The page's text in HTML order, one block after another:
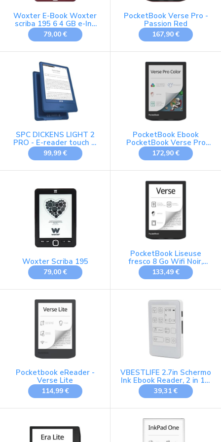
Woxter E-Book Woxter
scriba 195 6 4 GB e-Ink
Rosso
79,00 €
PocketBook Verse Pro -
Passion Red
167,90 €
SPC DICKENS LIGHT 2
PRO - E-reader touch 6,
luce, 8GB, Blu
99,99 €
PocketBook Ebook
PocketBook Verse Pro
Color 634 6 E-Ink Kaleido
3 16GB Wi-Fi Stormy Sea
172,90 €
Woxter Scriba 195
79,00 €
PocketBook Liseuse
fresco 8 Go Wifi Noir,
Bleu
133,49 €
Pocketbook eReader -
Verse Lite
114,99 €
VBESTLIFE 2.7in Schermo
Ink Ebook Reader, 2 in 1 E
Book Reader Mp3 Player,
Hifi Sound Bluetooth 5.0
39,31 €